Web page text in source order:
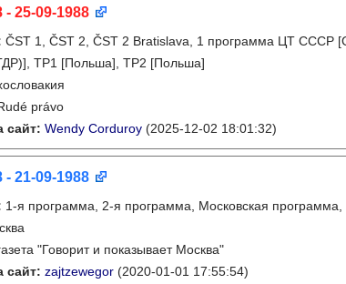
- 25-09-1988
ČST 1, ČST 2, ČST 2 Bratislava, 1 программа ЦТ СССР
TP1 [Польша], TP2 [Польша]
právo
сайт: Wendy Corduroy (2025-12-02 18:01:32)
- 21-09-1988
1-я программа, 2-я программа, Московская
"Говорит и показывает Москва"
сайт: zajtzewegor (2020-01-01 17:55:54)